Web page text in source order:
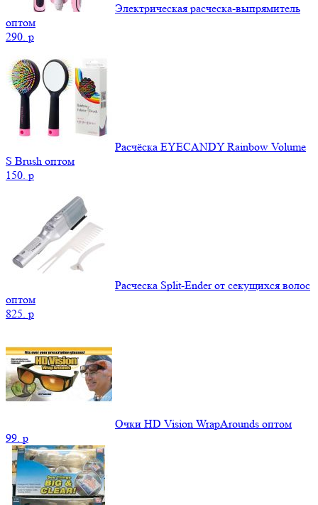
Электрическая расческа-выпрямитель
оптом
290. p
Расчёска EYECANDY Rainbow Volume
S Brush оптом
150. p
Расческа Split-Ender от секущихся волос
оптом
825. p
Очки HD Vision WrapArounds оптом
99. p